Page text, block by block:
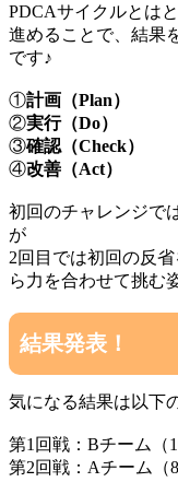
PDCAサイクルとは
進めることで、結果
です♪
①計画（Plan）
②実行（Do）
③確認（Check）
④改善（Act）
初回のチャレンジで
が
2回目では初回の反
ら力を合わせて挑む
結果発表！
気になる結果は以下
第1回戦：Bチーム（
第2回戦：Aチーム（